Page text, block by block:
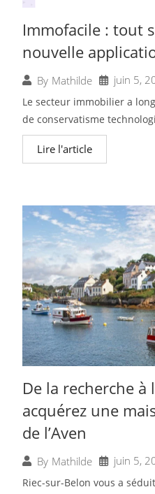
Immofacile : tout
nouvelle
By Mathilde juin 5,
Le secteur immobilier a
de conservatisme
Lire l'article
De la recherche à
acquérez une
de l’Aven
By Mathilde juin 5,
Riec-sur-Belon vous a